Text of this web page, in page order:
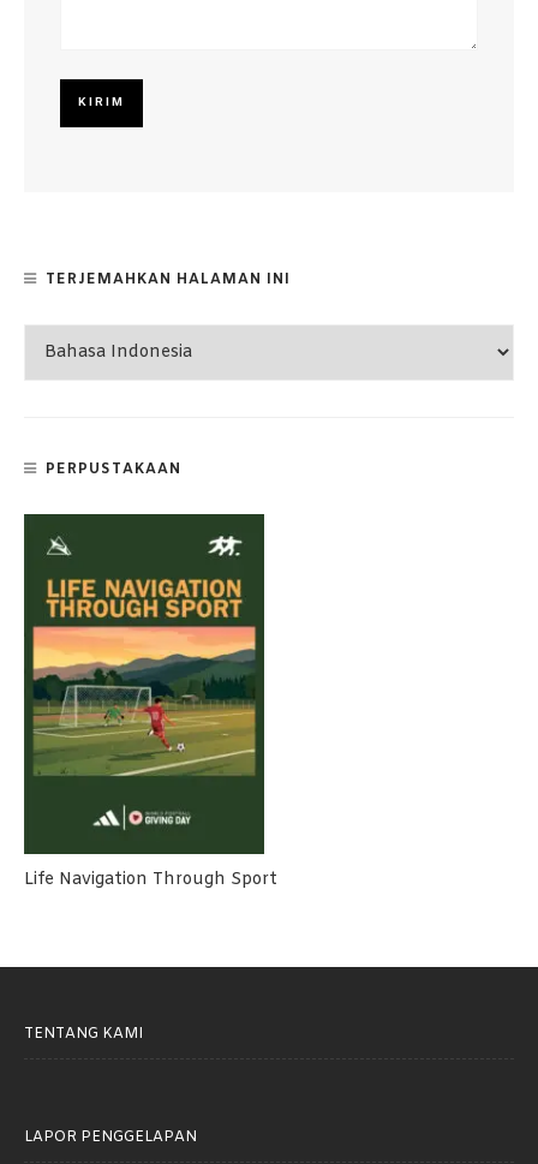
TERJEMAHKAN HALAMAN INI
PERPUSTAKAAN
Life Navigation Through Sport
TENTANG KAMI
LAPOR PENGGELAPAN